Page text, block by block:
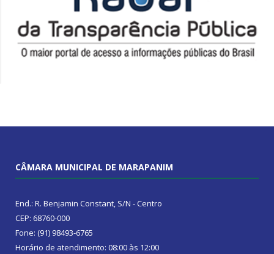
CÂMARA MUNICIPAL DE MARAPANIM
End.: R. Benjamin Constant, S/N - Centro
CEP: 68760-000
Fone: (91) 98493-6765
Horário de atendimento: 08:00 às 12:00